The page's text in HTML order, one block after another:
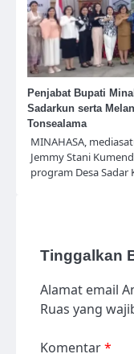
Penjabat Bupati
Sadarkun serta
Tonsealama
MINAHASA,
Jemmy Stani
program Desa
Tinggalkan
Alamat email
Ruas yang
Komentar*